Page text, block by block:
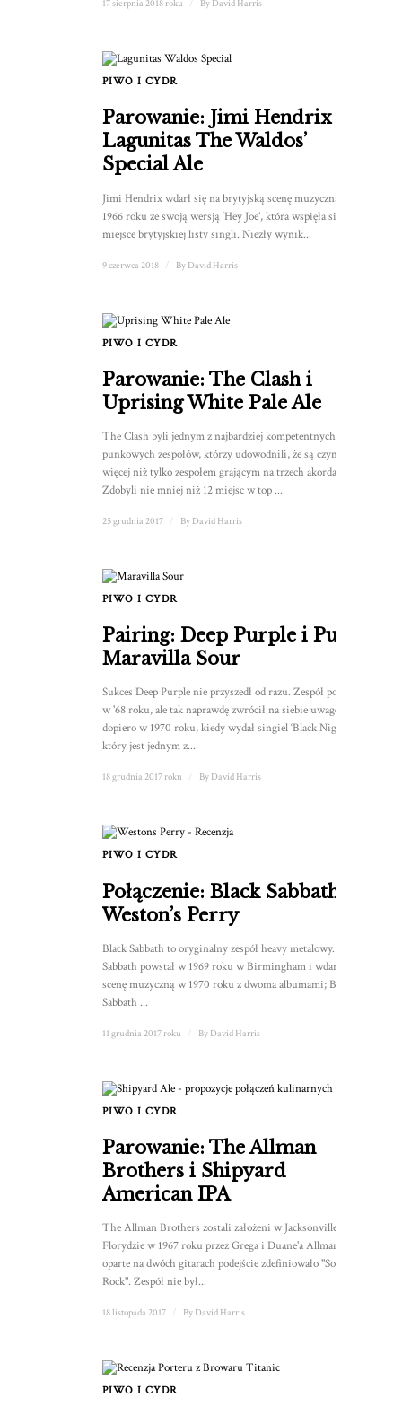
17 sierpnia 2018 roku By David Harris
PIWO I CYDR
Parowanie: Jimi Hendrix i
Lagunitas The Waldos’
Special Ale
Jimi Hendrix wdarł się na brytyjską scenę muzyczną w
1966 roku ze swoją wersją ‘Hey Joe’, która wspięła się na 6.
miejsce brytyjskiej listy singli. Niezły wynik...
9 czerwca 2018 By David Harris
PIWO I CYDR
Parowanie: The Clash i
Uprising White Pale Ale
The Clash byli jednym z najbardziej kompetentnych
punkowych zespołów, którzy udowodnili, że są czymś
więcej niż tylko zespołem grającym na trzech akordach.
Zdobyli nie mniej niż 12 miejsc w top ...
25 grudnia 2017 By David Harris
PIWO I CYDR
Pairing: Deep Purple i Purity
Maravilla Sour
Sukces Deep Purple nie przyszedł od razu. Zespół powstał
w '68 roku, ale tak naprawdę zwrócił na siebie uwagę
dopiero w 1970 roku, kiedy wydał singiel ‘Black Night’,
który jest jednym z...
18 grudnia 2017 roku By David Harris
PIWO I CYDR
Połączenie: Black Sabbath i
Weston’s Perry
Black Sabbath to oryginalny zespół heavy metalowy.
Sabbath powstał w 1969 roku w Birmingham i wdarł się na
scenę muzyczną w 1970 roku z dwoma albumami; Black
Sabbath ...
11 grudnia 2017 roku By David Harris
PIWO I CYDR
Parowanie: The Allman
Brothers i Shipyard
American IPA
The Allman Brothers zostali założeni w Jacksonville na
Florydzie w 1967 roku przez Grega i Duane'a Allmanów. Ich
oparte na dwóch gitarach podejście zdefiniowało "Southern
Rock". Zespół nie był...
18 listopada 2017 By David Harris
PIWO I CYDR